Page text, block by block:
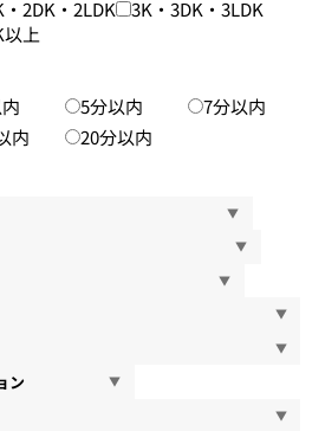
2DK・2LDK
3K・3DK・3LDK
以上
5分以内
7分以内
内
20分以内
ン